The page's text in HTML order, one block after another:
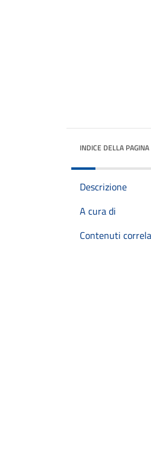
INDICE DELLA PAGINA
Descrizione
A cura di
Contenuti